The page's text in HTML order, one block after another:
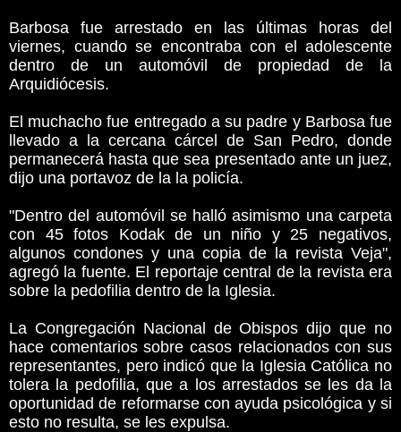
Barbosa fue arrestado en las últimas horas del
viernes, cuando se encontraba con el adolescente
dentro de un automóvil de propiedad de la
Arquidiócesis.
El muchacho fue entregado a su padre y Barbosa fue
llevado a la cercana cárcel de San Pedro, donde
permanecerá hasta que sea presentado ante un juez,
dijo una portavoz de la la policía.
"Dentro del automóvil se halló asimismo una carpeta
con 45 fotos Kodak de un niño y 25 negativos,
algunos condones y una copia de la revista Veja",
agregó la fuente. El reportaje central de la revista era
sobre la pedofilia dentro de la Iglesia.
La Congregación Nacional de Obispos dijo que no
hace comentarios sobre casos relacionados con sus
representantes, pero indicó que la Iglesia Católica no
tolera la pedofilia, que a los arrestados se les da la
oportunidad de reformarse con ayuda psicológica y si
esto no resulta, se les expulsa.